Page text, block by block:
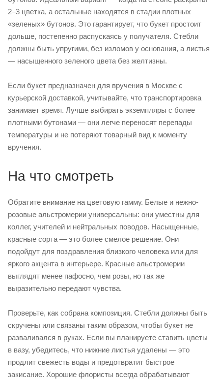
2–3 цветка, а остальные находятся в стадии плотных
«зеленых» бутонов. Это гарантирует, что букет простоит
дольше, постепенно распускаясь у получателя. Стебли
должны быть упругими, без изломов у основания, а листья
— насыщенного зеленого цвета без желтизны.
Если букет предназначен для вручения в Москве с
курьерской доставкой, учитывайте, что транспортировка
занимает время. Лучше выбирать экземпляры с более
плотными бутонами — они легче переносят перепады
температуры и не потеряют товарный вид к моменту
вручения.
На что смотреть
Обратите внимание на цветовую гамму. Белые и нежно-
розовые альстромерии универсальны: они уместны для
коллег, учителей и нейтральных поводов. Насыщенные,
красные сорта — это более смелое решение. Они
подойдут для поздравления близкого человека или для
яркого акцента в интерьере. Красные альстромерии
выглядят менее пафосно, чем розы, но так же
выразительно передают чувства.
Проверьте, как собрана композиция. Стебли должны быть
скручены или связаны таким образом, чтобы букет не
разваливался в руках. Если вы планируете ставить цветы
в вазу, убедитесь, что нижние листья удалены — это
продлит свежесть воды и предотвратит быстрое
закисание. Хорошие флористы всегда обрабатывают